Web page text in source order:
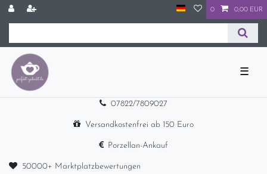
0 0,00 EUR
☰
07822/7809027
Versandkostenfrei ab 150 Euro
Porzellan-Ankauf
50000+ Marktplatzbewertungen